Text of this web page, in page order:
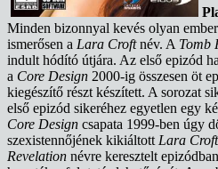
Minden bizonnyal kevés olyan
ismerősen a Lara Croftnév. A Tomb
indult hódító útjára. Az első epizód
a Core Design 2000-ig összesen öt
kiegészítő részt készített. A sorozat
első epizód sikeréhez egyetlen egy
Core Design csapata 1999-ben úgy
szexistennőjének kikiáltott Lara Croft
Revelation névre keresztelt